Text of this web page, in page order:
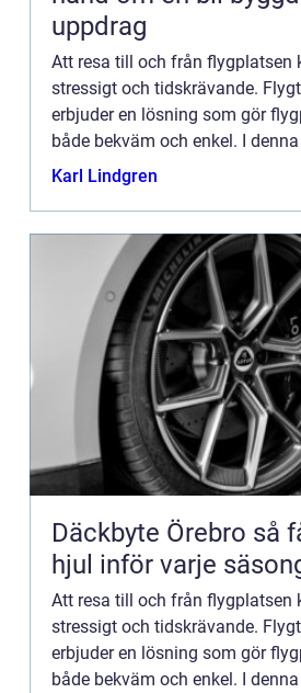
uppdrag
Att resa till och från flygplatsen
stressigt och tidskrävande.
erbjuder en lösning som gör
både bekväm och enkel. I
fördelarna me...
Karl Lindgren
Däckbyte Örebro så får du säkra
hjul inför varje
Att resa till och från flygplatsen
stressigt och tidskrävande.
erbjuder en lösning som gör
både bekväm och enkel. I